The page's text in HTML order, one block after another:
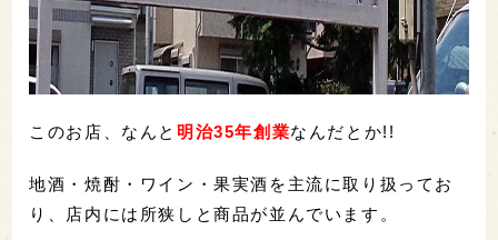
このお店、なんと 明治35年創業なんだとか!!
地酒・焼酎・ワイン・果実酒を主流に取り扱ってお
り、店内には所狭しと商品が並んでいます。